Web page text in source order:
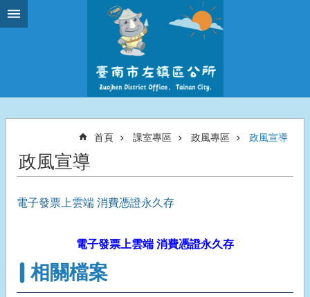
跳到主要內容區塊
首頁 課室專區 政風專區 政風宣導
政風宣導
電子發票上雲端 消費憑證永久存
電子發票上雲端 消費憑證永久存
相關檔案